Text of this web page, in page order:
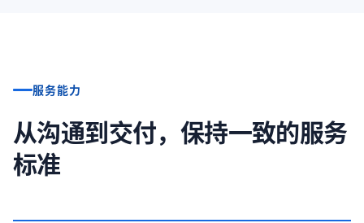
服务能力
从沟通到交付，保持一致的服务
标准